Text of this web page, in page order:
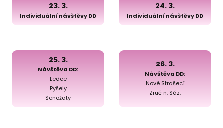
23. 3.
Individuální návštěvy DD
24. 3.
Individuální návštěvy DD
25. 3.
Návštěva DD:
Ledce
Pyšely
Senožaty
26. 3.
Návštěva DD:
Nové Strašecí
Zruč n. Sáz.